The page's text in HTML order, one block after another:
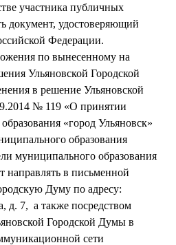
участника публичных
документ, удостоверяющий
Федерации.
по вынесенному на
Ульяновской Городской
в решение Ульяновской
№ 119 «О принятии
«город Ульяновск»
образования
муниципального образования
направлять в письменной
Думу по адресу:
д. 7, а также посредством
Городской Думы в
сети